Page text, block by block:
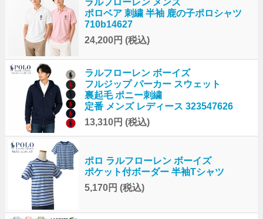
ラルフローレン メンズ
ポロベア 刺繍 半袖 鹿の子ポロシャツ
710b14627
24,200円 (税込)
ラルフローレン ボーイズ
フルジップ パーカー スウェット
裏起毛 ポニー刺繍
定番 メンズ レディース 323547626
13,310円 (税込)
ポロ ラルフローレン ボーイズ
ポケット付ボーダー 半袖Tシャツ
5,170円 (税込)